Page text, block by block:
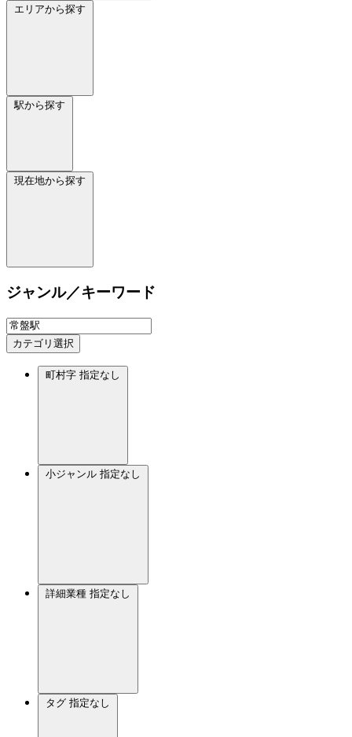
エリアから探す
駅から探す
現在地から探す
ジャンル／キーワード
カテゴリ選択
町村字 指定なし
小ジャンル 指定なし
詳細業種 指定なし
タグ 指定なし